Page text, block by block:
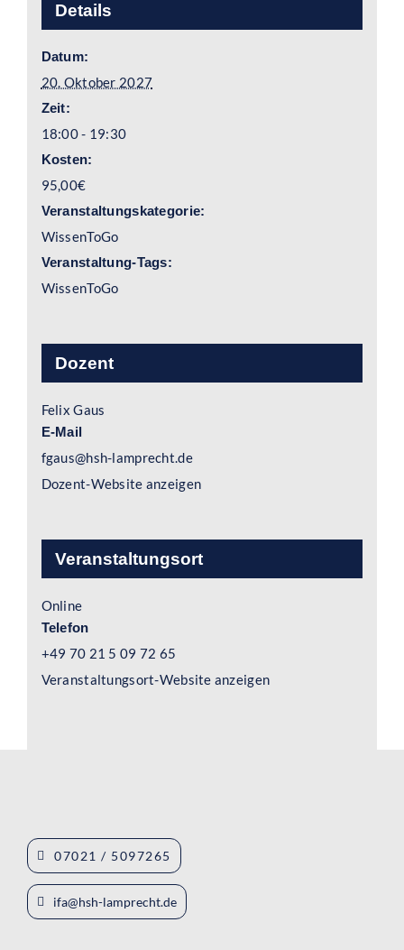
Details
Datum:
20. Oktober 2027
Zeit:
18:00 - 19:30
Kosten:
95,00€
Veranstaltungskategorie:
WissenToGo
Veranstaltung-Tags:
WissenToGo
Veranstaltungsort
Online
Telefon
+49 70 21 5 09 72 65
Veranstaltungsort-Website anzeigen
Dozent
Felix Gaus
E-Mail
fgaus@hsh-lamprecht.de
Dozent-Website anzeigen
07021 / 5097265
ifa@hsh-lamprecht.de